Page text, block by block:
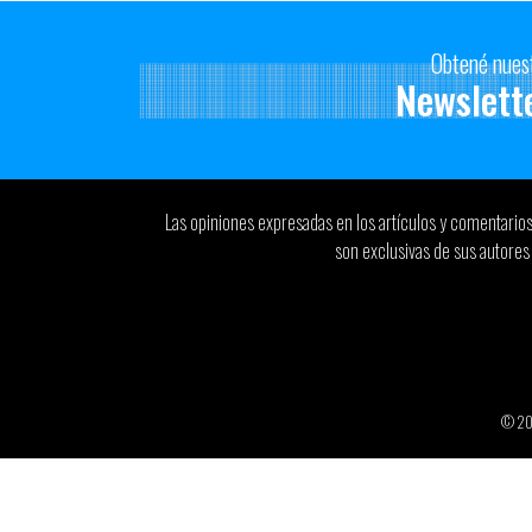
Obtené
Las opiniones expresadas en los artículos y
son exclusivas de sus
©